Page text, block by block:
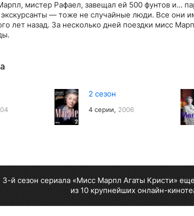
мистер Рафаел, завещал ей 500 фунтов и…
— тоже не случайные люди. Все они
лет назад. За несколько дней поездки мисс
2 сезон
4 серии, 2006
3-й сезон сериала «Мисс Марпл Агаты Кристи»
из 10 крупнейших онлайн-